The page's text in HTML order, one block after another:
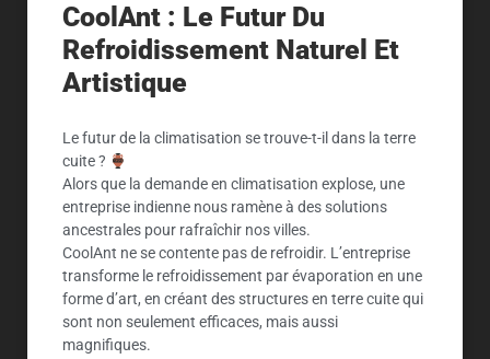
CoolAnt : Le Futur Du
Refroidissement Naturel Et
Artistique
Le futur de la climatisation se trouve-t-il dans la terre
cuite ?
Alors que la demande en climatisation explose, une
entreprise indienne nous ramène à des solutions
ancestrales pour rafraîchir nos villes.
CoolAnt ne se contente pas de refroidir. L’entreprise
transforme le refroidissement par évaporation en une
forme d’art, en créant des structures en terre cuite qui
sont non seulement efficaces, mais aussi
magnifiques.